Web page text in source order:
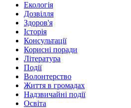
Екологія
Дозвілля
Здоров'я
Історія
Консультації
Корисні поради
Література
Події
Волонтерство
Життя в громадах
Надзвичайні події
Освіта